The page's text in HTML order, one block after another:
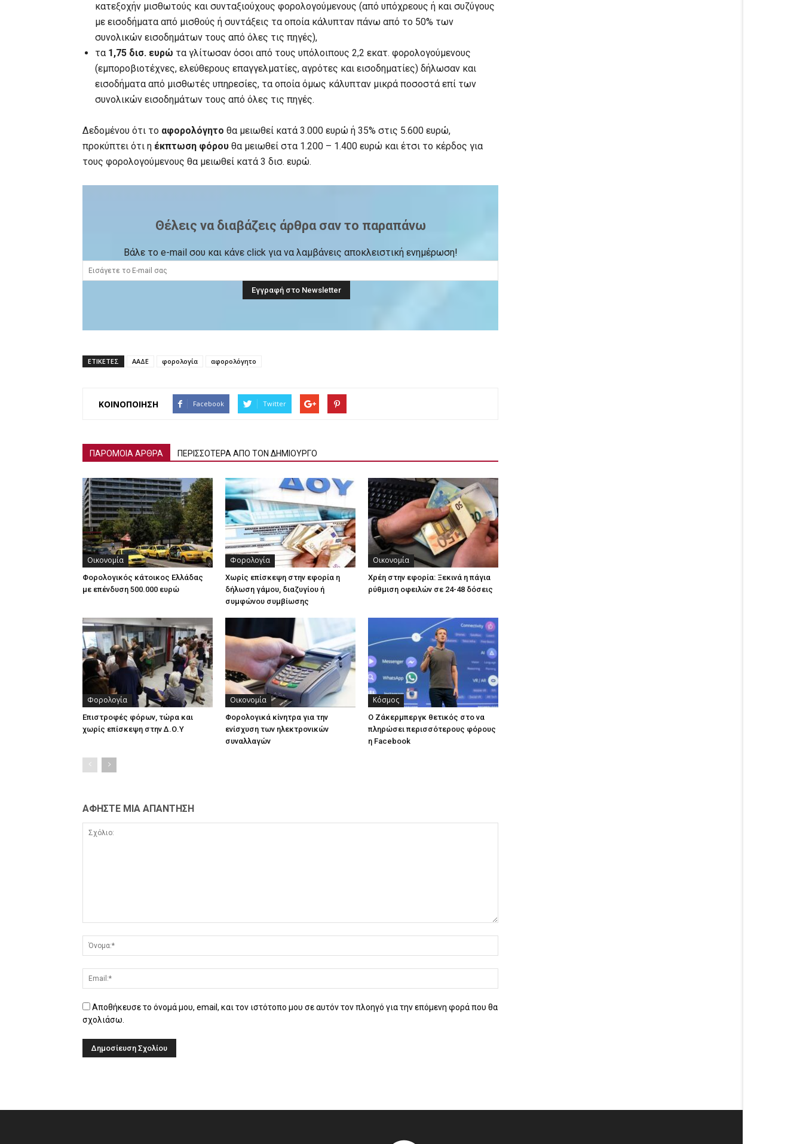
κατεξοχήν μισθωτούς και συνταξιούχους φορολογούμενους (από υπόχρεους ή και συζύγους
με εισοδήματα από μισθούς ή συντάξεις τα οποία κάλυπταν πάνω από το 50% των
συνολικών εισοδημάτων τους από όλες τις πηγές),
τα 1,75 δισ. ευρώ τα γλίτωσαν όσοι από τους υπόλοιπους 2,2 εκατ. φορολογούμενους
(εμποροβιοτέχνες, ελεύθερους επαγγελματίες, αγρότες και εισοδηματίες) δήλωσαν και
εισοδήματα από μισθωτές υπηρεσίες, τα οποία όμως κάλυπταν μικρά ποσοστά επί των
συνολικών εισοδημάτων τους από όλες τις πηγές.
Δεδομένου ότι το αφορολόγητο θα μειωθεί κατά 3.000 ευρώ ή 35% στις 5.600 ευρώ,
προκύπτει ότι η έκπτωση φόρου θα μειωθεί στα 1.200 – 1.400 ευρώ και έτσι το κέρδος για
τους φορολογούμενους θα μειωθεί κατά 3 δισ. ευρώ.
Θέλεις να διαβάζεις άρθρα σαν το παραπάνω
Βάλε το e-mail σου και κάνε click για να λαμβάνεις αποκλειστική ενημέρωση!
ΕΤΙΚΕΤΕΣ ΑΑΔΕ φορολογία αφορολόγητο
ΚΟΙΝΟΠΟΙΗΣΗ Facebook Twitter
ΠΑΡΟΜΟΙΑ ΑΡΘΡΑ ΠΕΡΙΣΣΟΤΕΡΑ ΑΠΟ ΤΟΝ ΔΗΜΙΟΥΡΓΟ
Οικονομία
Φορολογικός κάτοικος Ελλάδας
με επένδυση 500.000 ευρώ
Φορολογία
Χωρίς επίσκεψη στην εφορία η
δήλωση γάμου, διαζυγίου ή
συμφώνου συμβίωσης
Οικονομία
Χρέη στην εφορία: Ξεκινά η πάγια
ρύθμιση οφειλών σε 24-48 δόσεις
Φορολογία
Επιστροφές φόρων, τώρα και
χωρίς επίσκεψη στην Δ.Ο.Υ
Οικονομία
Φορολογικά κίνητρα για την
ενίσχυση των ηλεκτρονικών
συναλλαγών
Κόσμος
Ο Ζάκερμπεργκ θετικός στο να
πληρώσει περισσότερους φόρους
η Facebook
ΑΦΗΣΤΕ ΜΙΑ ΑΠΑΝΤΗΣΗ
Αποθήκευσε το όνομά μου, email, και τον ιστότοπο μου σε αυτόν τον πλοηγό για την επόμενη φορά που θα
σχολιάσω.